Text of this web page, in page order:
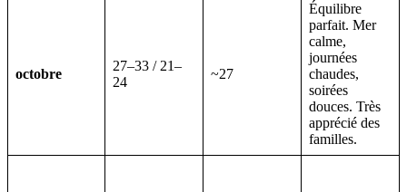
octobre
27–33 / 21–
24
~27
Équilibre
parfait. Mer
calme,
journées
chaudes,
soirées
douces. Très
apprécié des
familles.